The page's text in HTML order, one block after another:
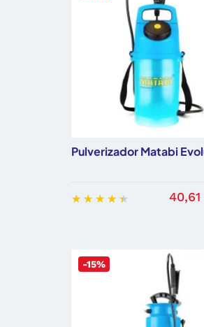
Pulverizador Matabi
-15%